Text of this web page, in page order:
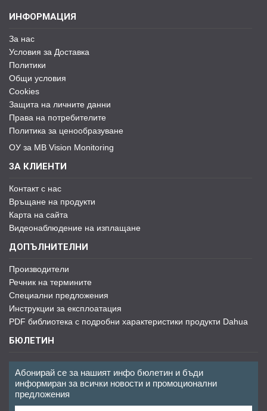
ИНФОРМАЦИЯ
За нас
Условия за Доставка
Политики
Общи условия
Cookies
Защита на личните данни
Права на потребителите
Политика за ценообразуване
ОУ за MB Vision Monitoring
ЗА КЛИЕНТИ
Контакт с нас
Връщане на продукти
Карта на сайта
Видеонаблюдение на изплащане
ДОПЪЛНИТЕЛНИ
Производители
Речник на термините
Специални предложения
Инструкции за експлоатация
PDF библиотека с подробни характеристики продукти Dahua
БЮЛЕТИН
Абонирай се за нашият инфо бюлетин и бъди
информиран за всички новости и промоционални
предложения